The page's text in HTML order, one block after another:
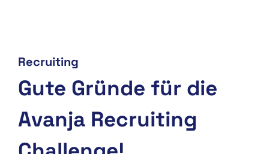
Recruiting
Gute Gründe für die
Avanja Recruiting